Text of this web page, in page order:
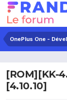
OnePlus One -
[ROM][KK-
[4.10.10]